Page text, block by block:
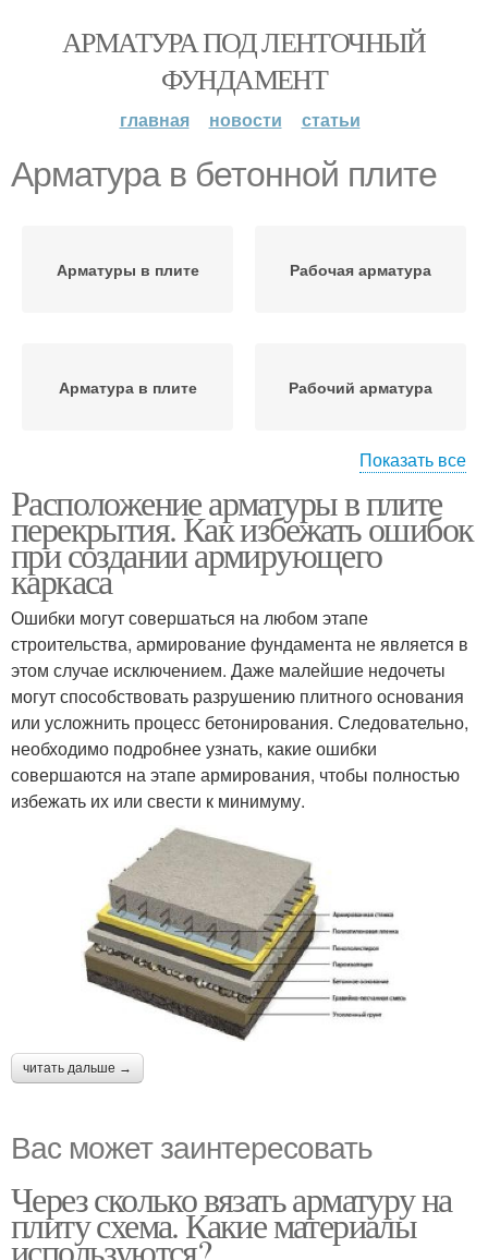
АРМАТУРА ПОД ЛЕНТОЧНЫЙ
ФУНДАМЕНТ
главная новости статьи
Арматура в бетонной плите
Арматуры в плите Рабочая арматура
Арматура в плите Рабочий арматура
Бетонная плита
Показать все
Расположение арматуры в плите
перекрытия. Как избежать ошибок
при создании армирующего
каркаса
Ошибки могут совершаться на любом этапе
строительства, армирование фундамента не является в
этом случае исключением. Даже малейшие недочеты
могут способствовать разрушению плитного основания
или усложнить процесс бетонирования. Следовательно,
необходимо подробнее узнать, какие ошибки
совершаются на этапе армирования, чтобы полностью
избежать их или свести к минимуму.
читать дальше →
Вас может заинтересовать
Через сколько вязать арматуру на
плиту схема. Какие материалы